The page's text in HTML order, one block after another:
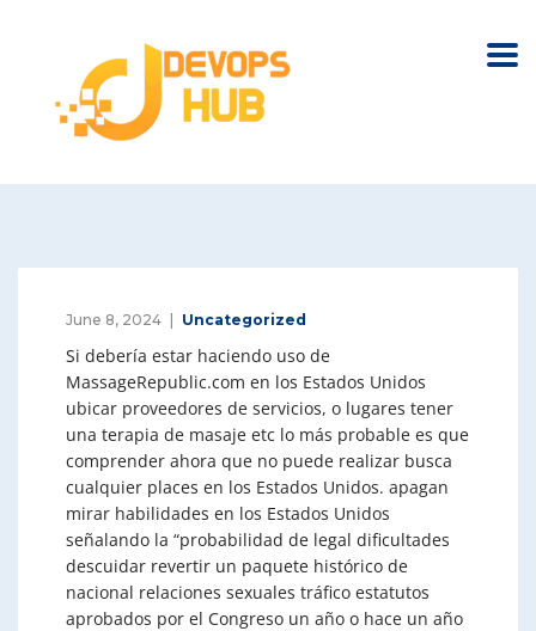
June 8, 2024 Uncategorized
Si debería estar haciendo uso de
MassageRepublic.com en los Estados Unidos
ubicar proveedores de servicios, o lugares tener
una terapia de masaje etc lo más probable es que
comprender ahora que no puede realizar busca
cualquier places en los Estados Unidos. apagan
mirar habilidades en los Estados Unidos
señalando la “probabilidad de legal dificultades
descuidar revertir un paquete histórico de
nacional relaciones sexuales tráfico estatutos
aprobados por el Congreso un año o hace un año